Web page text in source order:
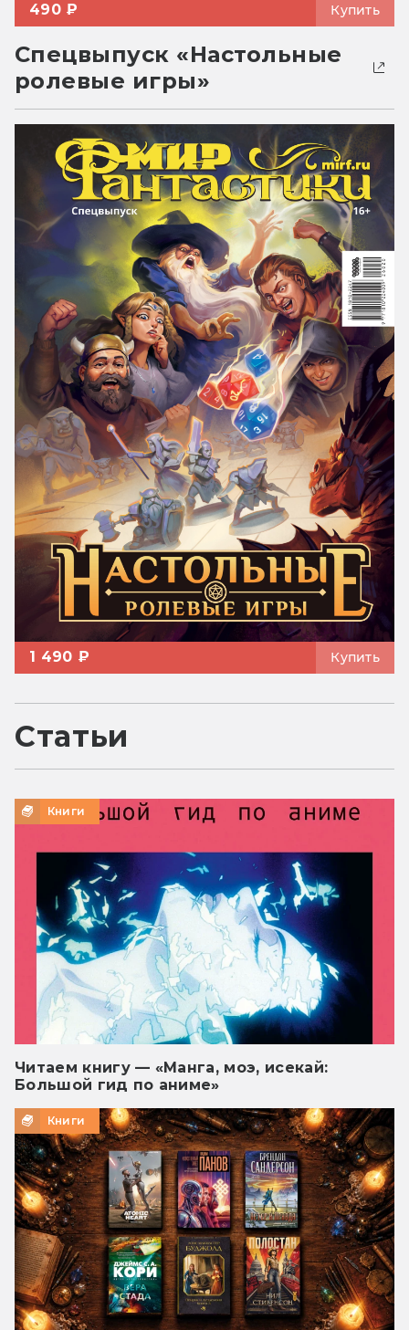
490 ₽ Купить
Спецвыпуск «Настольные
ролевые игры»
1 490 ₽ Купить
Статьи
Книги
Читаем книгу — «Манга, моэ, исекай:
Большой гид по аниме»
Книги